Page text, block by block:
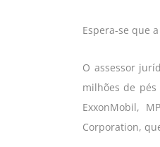
Espera-se que
O assessor
milhões de
ExxonMobil,
Corporation,